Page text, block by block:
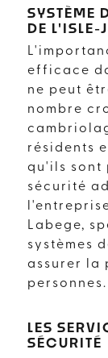
SYSTÈME
DE L'ISLE-
efficace
ne peut
nombre
résidents
qu'ils sont
sécurité
Labege,
systèmes
assurer la
personnes.
LES
SÉCURITÉ